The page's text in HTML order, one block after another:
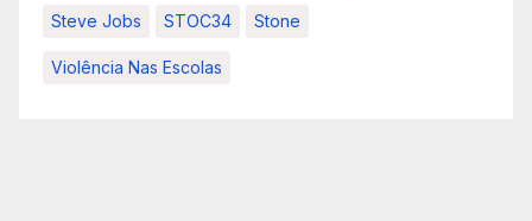
Steve Jobs STOC34 Stone
Violência Nas Escolas